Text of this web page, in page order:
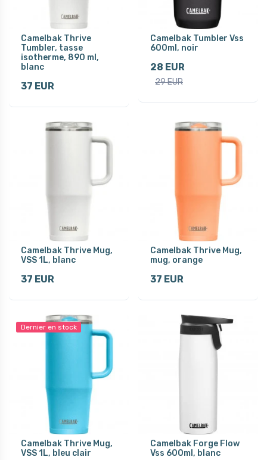
Camelbak Thrive
Tumbler, tasse
isotherme, 890 ml,
blanc
37 EUR
Camelbak Tumbler Vss
600ml, noir
28 EUR
29 EUR
Camelbak Thrive Mug,
VSS 1L, blanc
37 EUR
Camelbak Thrive Mug,
mug, orange
37 EUR
Dernier en stock
Camelbak Thrive Mug,
VSS 1L, bleu clair
Camelbak Forge Flow
Vss 600ml, blanc